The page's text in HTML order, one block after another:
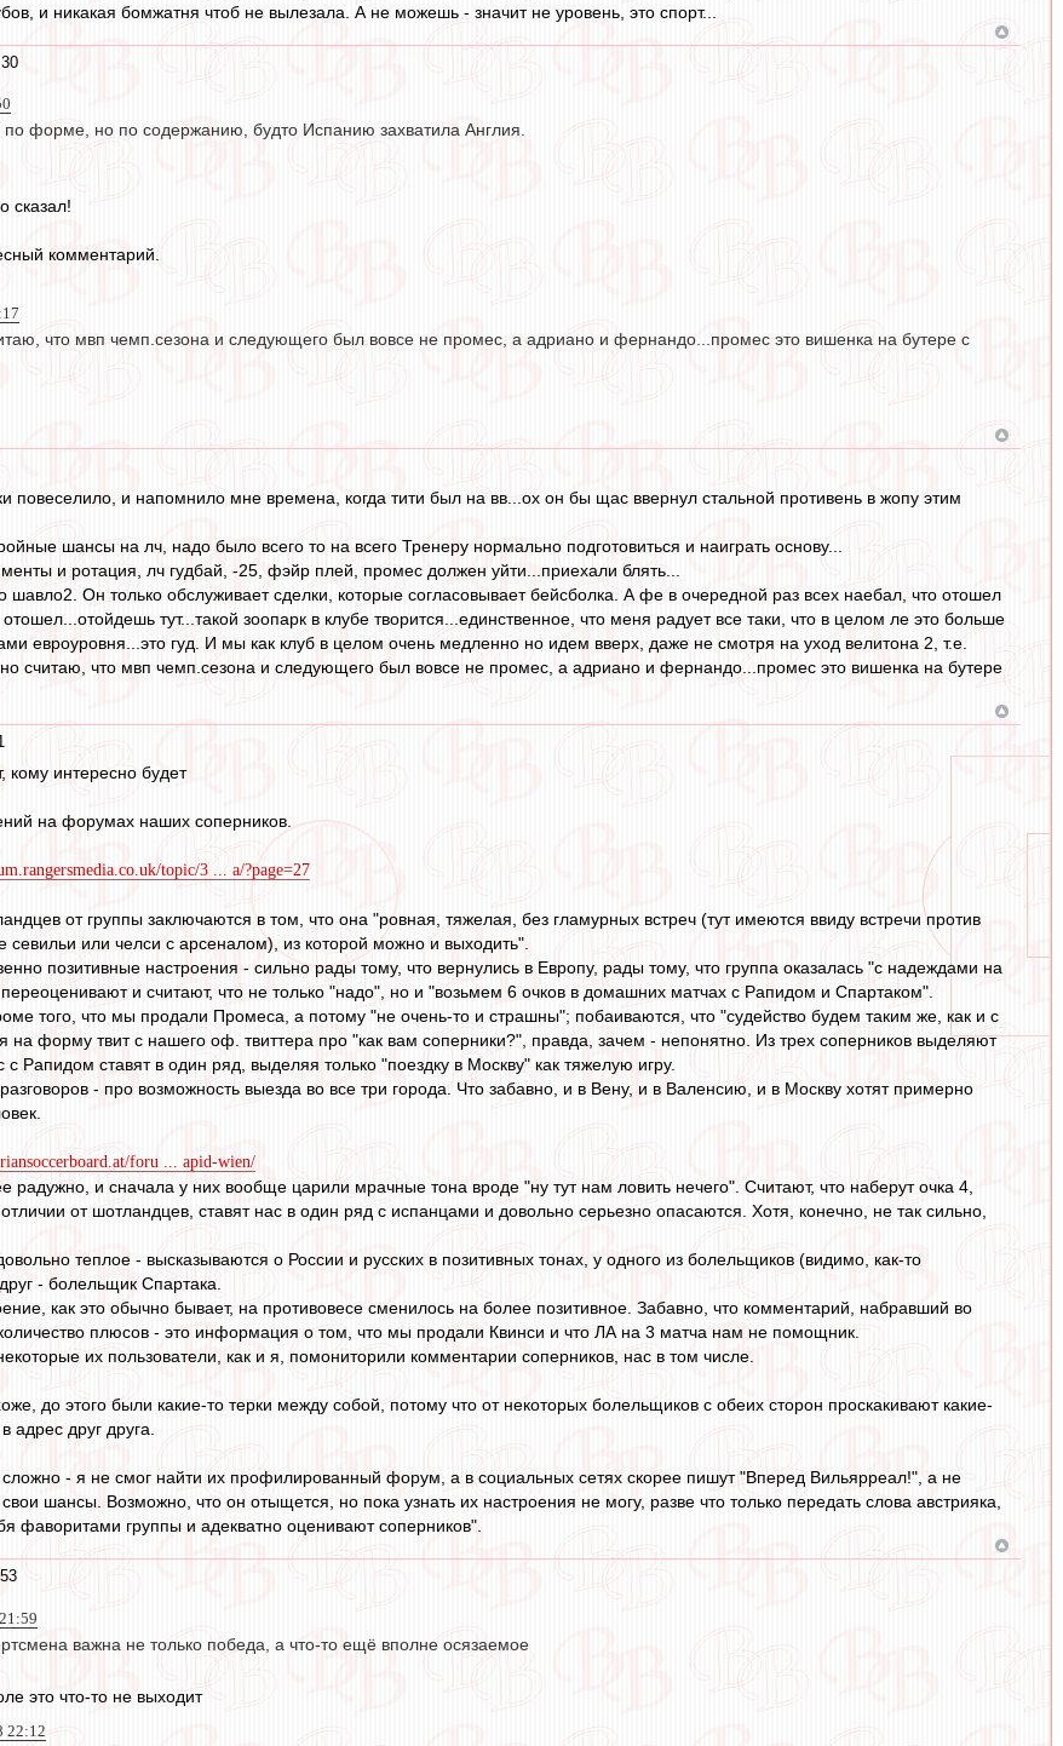
и никакая бомжатня чтоб не вылезала. А не можешь - значит не уровень, это спорт...
по форме, но по содержанию, будто Испанию захватила Англия.
сказал!
комментарий.
что мвп чемп.сезона и следующего был вовсе не промес, а адриано и фернандо...промес это вишенка на бутере с
повеселило, и напомнило мне времена, когда тити был на вв...ох он бы щас ввернул стальной противень в жопу этим
шансы на лч, надо было всего то на всего Тренеру нормально подготовиться и наиграть основу...
и ротация, лч гудбай, -25, фэйр плей, промес должен уйти...приехали блять...
шавло2. Он только обслуживает сделки, которые согласовывает бейсболка. А фе в очередной раз всех наебал, что отошел
тут...такой зоопарк в клубе творится...единственное, что меня радует все таки, что в целом ле это больше
евроуровня...это гуд. И мы как клуб в целом очень медленно но идем вверх, даже не смотря на уход велитона 2, т.е.
считаю, что мвп чемп.сезона и следующего был вовсе не промес, а адриано и фернандо...промес это вишенка на бутере
интересно будет
на форумах наших соперников.
topic/3 ... a/?page=27
от группы заключаются в том, что она "ровная, тяжелая, без гламурных встреч (тут имеются ввиду встречи против
севильи или челси с арсеналом), из которой можно и выходить".
позитивные настроения - сильно рады тому, что вернулись в Европу, рады тому, что группа оказалась "с надеждами на
и считают, что не только "надо", но и "возьмем 6 очков в домашних матчах с Рапидом и Спартаком".
того, что мы продали Промеса, а потому "не очень-то и страшны"; побаиваются, что "судейство будем таким же, как и с
на форму твит с нашего оф. твиттера про "как вам соперники?", правда, зачем - непонятно. Из трех соперников выделяют
с Рапидом ставят в один ряд, выделяя только "поездку в Москву" как тяжелую игру.
- про возможность выезда во все три города. Что забавно, и в Вену, и в Валенсию, и в Москву хотят примерно
foru ... apid-wien/
радужно, и сначала у них вообще царили мрачные тона вроде "ну тут нам ловить нечего". Считают, что наберут очка 4,
от шотландцев, ставят нас в один ряд с испанцами и довольно серьезно опасаются. Хотя, конечно, не так сильно,
теплое - высказываются о России и русских в позитивных тонах, у одного из болельщиков (видимо, как-то
- болельщик Спартака.
как это обычно бывает, на противовесе сменилось на более позитивное. Забавно, что комментарий, набравший во
плюсов - это информация о том, что мы продали Квинси и что ЛА на 3 матча нам не помощник.
их пользователи, как и я, помониторили комментарии соперников, нас в том числе.
до этого были какие-то терки между собой, потому что от некоторых болельщиков с обеих сторон проскакивают какие-
адрес друг друга.
- я не смог найти их профилированный форум, а в социальных сетях скорее пишут "Вперед Вильярреал!", а не
шансы. Возможно, что он отыщется, но пока узнать их настроения не могу, разве что только передать слова австрияка,
фаворитами группы и адекватно оценивают соперников".
важна не только победа, а что-то ещё вполне осязаемое
это что-то не выходит
22:12